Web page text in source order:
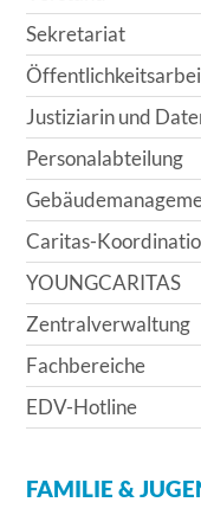
Sekretariat
Justiziarin und
Personalabteilung
Caritas-
YOUNGCARITAS
Zentralverwaltung
Fachbereiche
EDV-Hotline
FAMILIE &